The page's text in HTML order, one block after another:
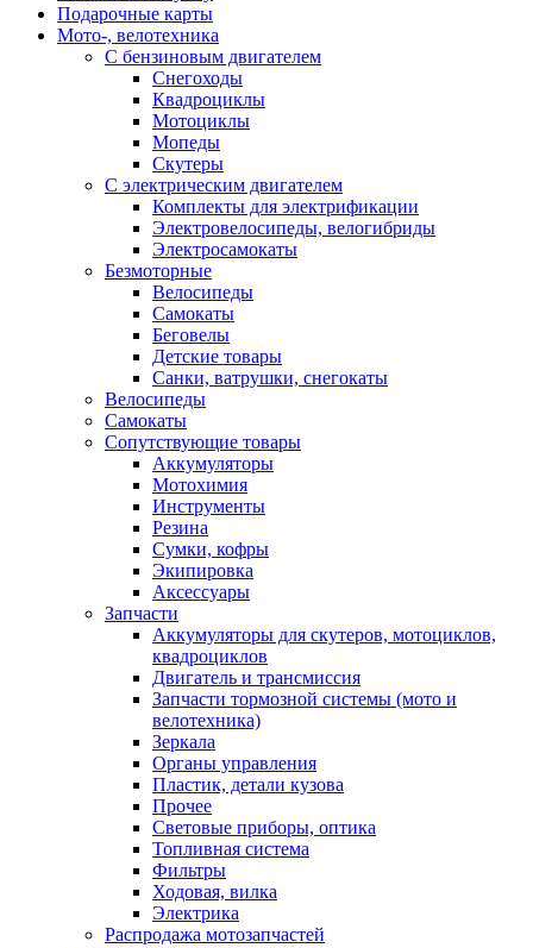
Подарочные карты
Мото-, велотехника
С бензиновым двигателем
Снегоходы
Квадроциклы
Мотоциклы
Мопеды
Скутеры
С электрическим двигателем
Комплекты для электрификации
Электровелосипеды, велогибриды
Электросамокаты
Безмоторные
Велосипеды
Самокаты
Беговелы
Детские товары
Санки, ватрушки, снегокаты
Велосипеды
Самокаты
Сопутствующие товары
Аккумуляторы
Мотохимия
Инструменты
Резина
Сумки, кофры
Экипировка
Аксессуары
Запчасти
Аккумуляторы для скутеров, мотоциклов,
квадроциклов
Двигатель и трансмиссия
Запчасти тормозной системы (мото и
велотехника)
Зеркала
Органы управления
Пластик, детали кузова
Прочее
Световые приборы, оптика
Топливная система
Фильтры
Ходовая, вилка
Электрика
Распродажа мотозапчастей